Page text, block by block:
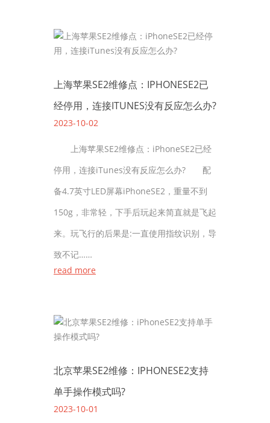
上海苹果SE2维修点：IPHONESE2已
经停用，连接ITUNES没有反应怎么办?
2023-10-02
上海苹果SE2维修点：iPhoneSE2已经
停用，连接iTunes没有反应怎么办? 配
备4.7英寸LED屏幕iPhoneSE2，重量不到
150g，非常轻，下手后玩起来简直就是飞起
来。玩飞行的后果是:一直使用指纹识别，导
致不记……
read more
北京苹果SE2维修：IPHONESE2支持
单手操作模式吗?
2023-10-01